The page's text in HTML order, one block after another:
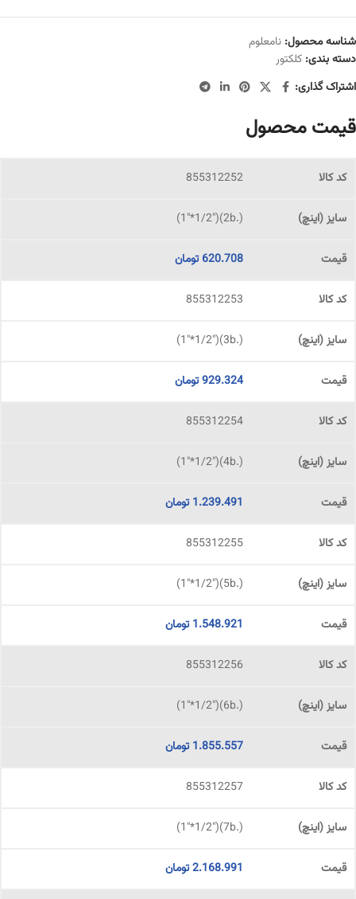
شناسه محصول: نامعلوم
دسته بندی: کلکتور
اشتراک گذاری:
قیمت محصول
855312252
(.2b)("1"*1/2)
620.708 تومان
855312253
(.3b)("1"*1/2)
929.324تومان
855312254
(.4b)("1"*1/2)
1.239.491 تومان
855312255
(.5b)("1"*1/2)
1.548.921 تومان
855312256
(.6b)("1"*1/2)
1.855.557 تومان
855312257
(.7b)("1"*1/2)
2.168.991تومان